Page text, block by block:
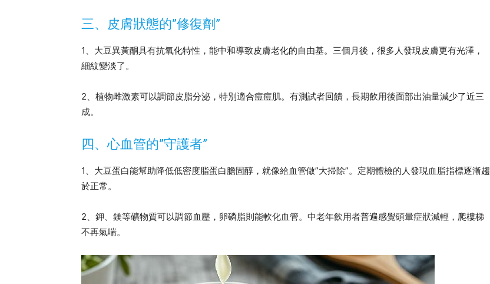
三、皮膚狀態的”修復劑”
1、大豆異黃酮具有抗氧化特性，能中和導致皮膚老化的自由基。三個月後，很多人發現皮膚更有光澤，
細紋變淡了。
2、植物雌激素可以調節皮脂分泌，特別適合痘痘肌。有測試者回饋，長期飲用後面部出油量減少了近三
成。
四、心血管的”守護者”
1、大豆蛋白能幫助降低低密度脂蛋白膽固醇，就像給血管做”大掃除”。定期體檢的人發現血脂指標逐漸趨
於正常。
2、鉀、鎂等礦物質可以調節血壓，卵磷脂則能軟化血管。中老年飲用者普遍感覺頭暈症狀減輕，爬樓梯
不再氣喘。